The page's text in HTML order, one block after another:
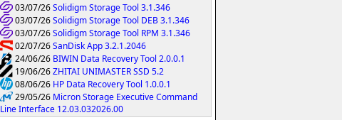
03/07/26Solidigm Storage Tool 3.1.346
03/07/26Solidigm Storage Tool DEB 3.1.346
03/07/26Solidigm Storage Tool RPM 3.1.346
02/07/26SanDisk App 3.2.1.2046
24/06/26 BIWIN Data Recovery Tool 2.0.0.1
19/06/26ZHITAI UNIMASTER SSD 5.2
08/06/26 HP Data Recovery Tool 1.0.0.1
29/05/26 Micron Storage Executive Command
Line Interface 12.03.032026.00